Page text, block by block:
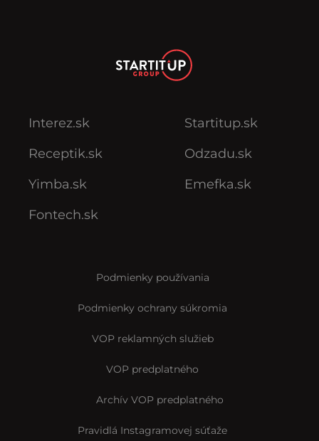
Interez.sk
Receptik.sk
Yimba.sk
Fontech.sk
Startitup.sk
Odzadu.sk
Emefka.sk
Podmienky používania
Podmienky ochrany súkromia
VOP reklamných služieb
VOP predplatného
Archív VOP predplatného
Pravidlá Instagramovej súťaže